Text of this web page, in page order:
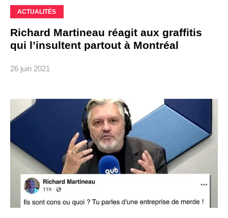
ACTUALITÉS
Richard Martineau réagit aux graffitis
qui l’insultent partout à Montréal
26 juin 2021